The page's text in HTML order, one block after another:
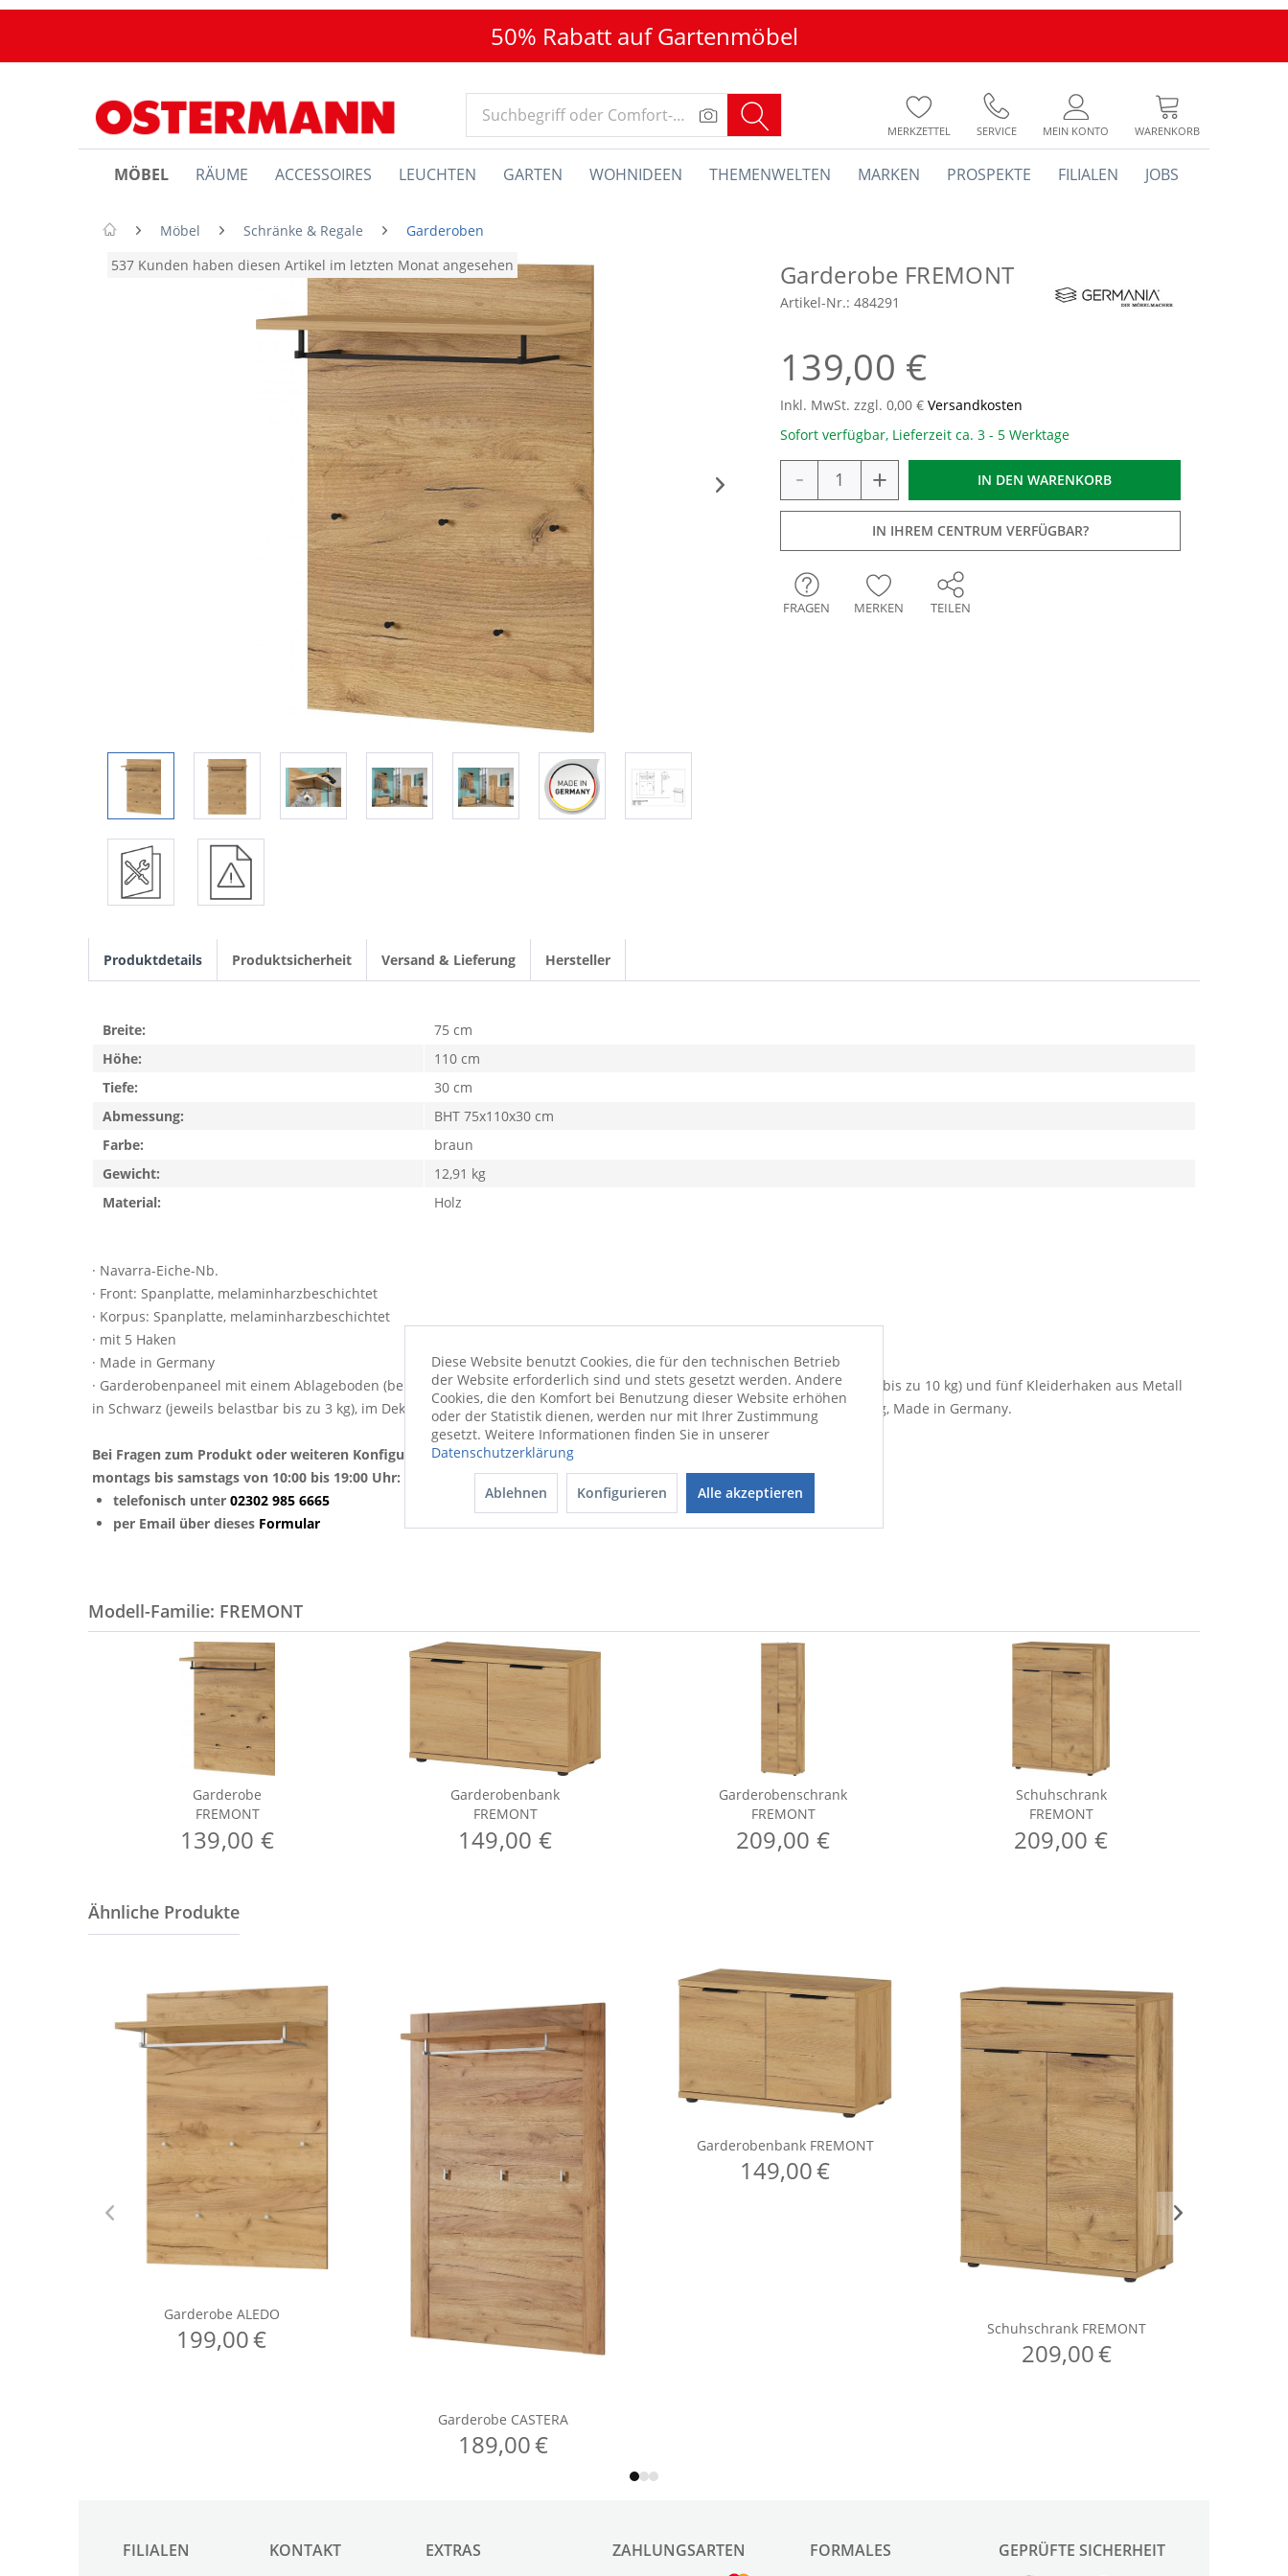
50% Rabatt auf Gartenmöbel
MERKZETTEL SERVICE MEIN KONTO WARENKORB
MÖBEL RÄUME ACCESSOIRES LEUCHTEN GARTEN WOHNIDEEN THEMENWELTEN MARKEN PROSPEKTE FILIALEN JOBS
Möbel Schränke & Regale
Garderoben
537 Kunden haben diesen Artikel im letzten Monat angesehen
Garderobe FREMONT
Artikel-Nr.: 484291
139,00 €
Inkl. MwSt. zzgl. 0,00 € Versandkosten
Sofort verfügbar, Lieferzeit ca. 3 - 5 Werktage
- + IN DEN WARENKORB
IN IHREM CENTRUM VERFÜGBAR?
FRAGEN MERKEN TEILEN
Produktdetails Produktsicherheit Versand & Lieferung Hersteller
· Navarra-Eiche-Nb.
· Front: Spanplatte, melaminharzbeschichtet
· Korpus: Spanplatte, melaminharzbeschichtet
· mit 5 Haken
· Made in Germany
· Garderobenpaneel mit einem Ablageboden (belastbar bis zu 10 kg), einer Kleiderstange aus Metall in Schwarz (belastbar bis zu 10 kg) und fünf Kleiderhaken aus Metall
in Schwarz (jeweils belastbar bis zu 3 kg), im Dekor Navarra-Eiche-Nb., hochwertige ABS-Kanten, Melaminharzbeschichtung, Made in Germany.
Bei Fragen zum Produkt oder weiteren Konfigurationswünschen beraten wir Sie gerne
montags bis samstags von 10:00 bis 19:00 Uhr:
telefonisch unter 02302 985 6665
per Email über dieses Formular
Breite:
75 cm
Höhe:
110 cm
Tiefe:
30 cm
Abmessung:
BHT 75x110x30 cm
Farbe:
braun
Gewicht:
12,91 kg
Material:
Holz
Modell-Familie: FREMONT
Garderobe
FREMONT
139,00 €
Garderobenbank
FREMONT
149,00 €
Garderobenschrank
FREMONT
209,00 €
Schuhschrank
FREMONT
209,00 €
FILIALEN KONTAKT EXTRAS ZAHLUNGSARTEN FORMALES GEPRÜFTE SICHERHEIT
Diese Website benutzt Cookies, die für den technischen Betrieb
der Website erforderlich sind und stets gesetzt werden. Andere
Cookies, die den Komfort bei Benutzung dieser Website erhöhen
oder der Statistik dienen, werden nur mit Ihrer Zustimmung
gesetzt. Weitere Informationen finden Sie in unserer
Datenschutzerklärung
Ablehnen Konfigurieren Alle akzeptieren